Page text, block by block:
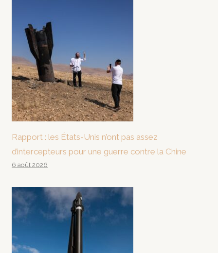
Rapport : les États-Unis n’ont pas assez
d’intercepteurs pour une guerre contre la Chine
6 août 2026